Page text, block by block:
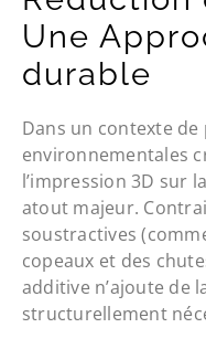
Une
durable
Dans un contexte
environnementales
l’impression 3D sur
atout majeur.
soustractives
copeaux et des
additive n’ajoute de
structurellement